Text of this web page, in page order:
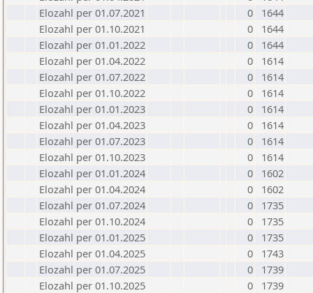
Elozahl per 01.07.2021
0
1644
Elozahl per 01.10.2021
0
1644
Elozahl per 01.01.2022
0
1644
Elozahl per 01.04.2022
0
1614
Elozahl per 01.07.2022
0
1614
Elozahl per 01.10.2022
0
1614
Elozahl per 01.01.2023
0
1614
Elozahl per 01.04.2023
0
1614
Elozahl per 01.07.2023
0
1614
Elozahl per 01.10.2023
0
1614
Elozahl per 01.01.2024
0
1602
Elozahl per 01.04.2024
0
1602
Elozahl per 01.07.2024
0
1735
Elozahl per 01.10.2024
0
1735
Elozahl per 01.01.2025
0
1735
Elozahl per 01.04.2025
0
1743
Elozahl per 01.07.2025
0
1739
Elozahl per 01.10.2025
0
1739